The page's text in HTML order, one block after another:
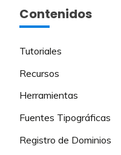
Contenidos
Tutoriales
Recursos
Herramientas
Fuentes Tipográficas
Registro de Dominios